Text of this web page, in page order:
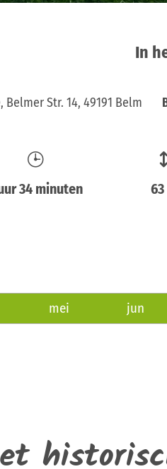
In
Str. 14, 49191 Belm
34 minuten
mei jun